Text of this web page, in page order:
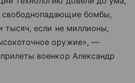
свободнопадающие бомбы,
тысяч, если не миллионы,
оружие», —
военкор Александр